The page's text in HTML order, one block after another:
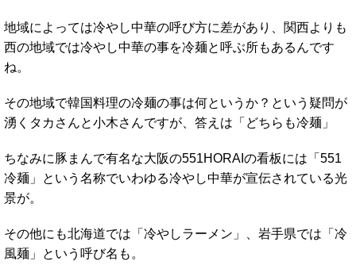
地域によっては冷やし中華の呼び方に差があり、関西よりも
西の地域では冷やし中華の事を冷麺と呼ぶ所もあるんです
ね。
その地域で韓国料理の冷麺の事は何というか？という疑問が
湧くタカさんと小木さんですが、答えは「どちらも冷麺」
ちなみに豚まんで有名な大阪の551HORAIの看板には「551
冷麺」という名称でいわゆる冷やし中華が宣伝されている光
景が。
その他にも北海道では「冷やしラーメン」、岩手県では「冷
風麺」という呼び名も。